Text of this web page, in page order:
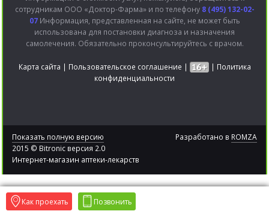
сотрудникам ООО «Доктор-Фарма» и по телефону 8 (495) 132-02-
07Информация, представленная на сайте, не может быть
использована для постановки диагноза и назначения
самолечения. Обязательно проконсультируйтесь с врачом.
Карта сайта | Пользовательское соглашение | | Политика
конфиденциальности
Показать полную версию
2015 © Bitronic версия 2.0
Интернет-магазин аптеки-лекарств
Разработано в ROMZA
Как проехать Позвонить